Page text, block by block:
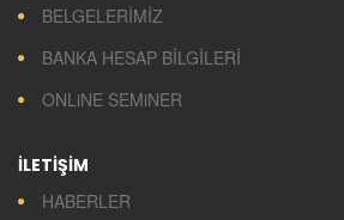
BELGELERİMİZ
BANKA HESAP BİLGİLERİ
ONLiNE SEMiNER
İLETİŞİM
HABERLER